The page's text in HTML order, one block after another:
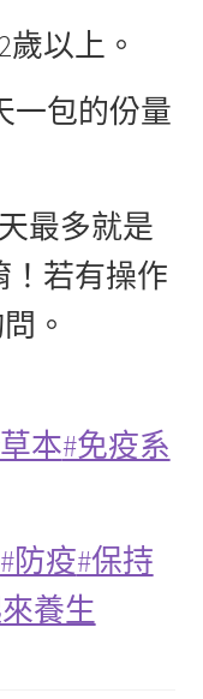
以上。
一包的份量
最多就是
！若有操作
。
本#免疫系
#防疫#保持
養生